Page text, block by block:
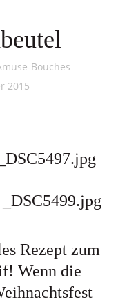
Bouches
2015
Rezept zum
Wenn die